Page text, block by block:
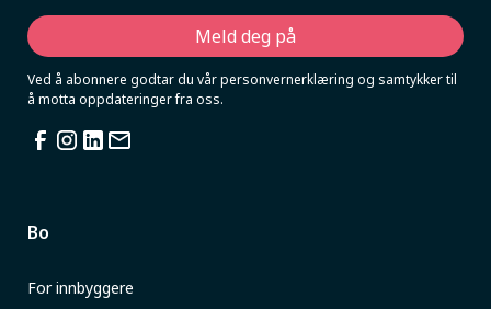
Ved å abonnere godtar du vår personvernerklæring og samtykker til
å motta oppdateringer fra oss.
Bo
For innbyggere